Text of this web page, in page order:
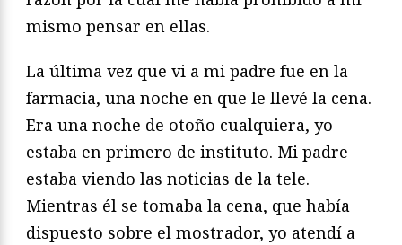
mismo pensar en ellas.
La última vez que vi a mi padre fue en la
farmacia, una noche en que le llevé la cena.
Era una noche de otoño cualquiera, yo
estaba en primero de instituto. Mi padre
estaba viendo las noticias de la tele.
Mientras él se tomaba la cena, que había
dispuesto sobre el mostrador, yo atendí a